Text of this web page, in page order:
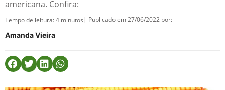
americana. Confira:
Tempo de leitura:4 minutos | Publicado em 27/06/2022 por:
Amanda Vieira